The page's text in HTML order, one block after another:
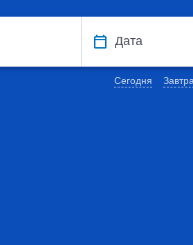
Дата
Сегодня Завтра